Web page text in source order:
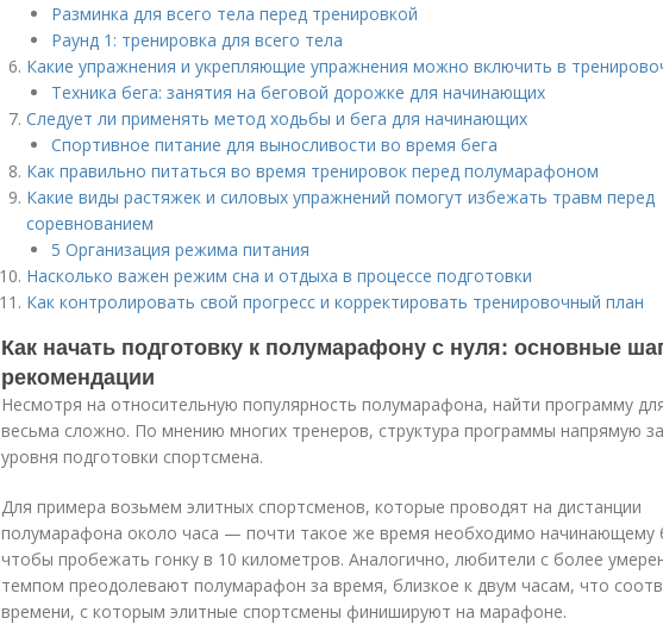
Разминка для всего тела перед тренировкой
Раунд 1: тренировка для всего тела
Какие упражнения и укрепляющие упражнения можно включить в
Техника бега: занятия на беговой дорожке для начинающих
Следует ли применять метод ходьбы и бега для начинающих
Спортивное питание для выносливости во время бега
Как правильно питаться во время тренировок перед полумарафоном
Какие виды растяжек и силовых упражнений помогут избежать травм перед
соревнованием
5 Организация режима питания
Насколько важен режим сна и отдыха в процессе подготовки
Как контролировать свой прогресс и корректировать тренировочный план
Как начать подготовку к полумарафону с нуля: основные
рекомендации
Несмотря на относительную популярность полумарафона, найти программу
весьма сложно. По мнению многих тренеров, структура программы напрямую
уровня подготовки спортсмена.
Для примера возьмем элитных спортсменов, которые проводят на дистанции
полумарафона около часа — почти такое же время необходимо начинающему
чтобы пробежать гонку в 10 километров. Аналогично, любители с более
темпом преодолевают полумарафон за время, близкое к двум часам, что
времени, с которым элитные спортсмены финишируют на марафоне.